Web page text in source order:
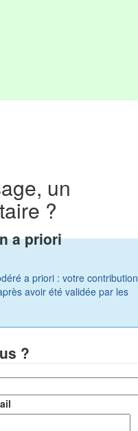
un
?
a priori
a priori : votre contribution
avoir été validée par les
?